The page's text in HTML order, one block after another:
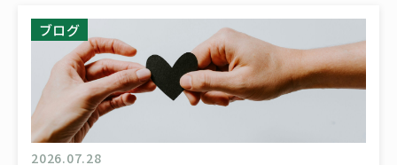
ブログ
2026.07.28